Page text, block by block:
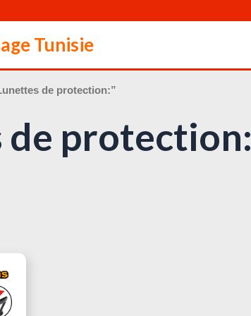
Tunisie
de protection:”
de protection:
: